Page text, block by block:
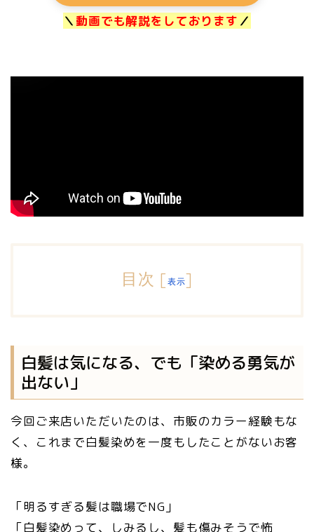
＼ 動画でも解説をしております ／
目次 [ 表示]
白髪は気になる、でも「染める勇気が
出ない」
今回ご来店いただいたのは、市販のカラー経験もな
く、これまで白髪染めを一度もしたことがないお客
様。
「明るすぎる髪は職場でNG」
「白髪染めって、しみるし、髪も傷みそうで怖